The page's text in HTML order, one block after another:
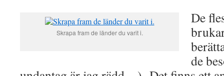
Skrapa fram de länder du varit i.
De
de